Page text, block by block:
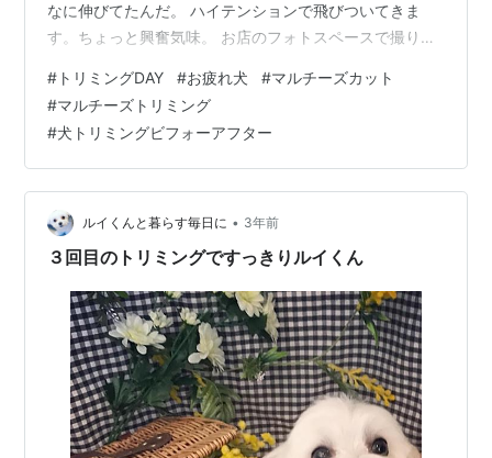
なに伸びてたんだ。 ハイテンションで飛びついてきま
す。ちょっと興奮気味。 お店のフォトスペースで撮りた
押さえてくれてなんとか撮影。 お店の人がつけてくれた
赤いリボンが似合ってる。 白いタキシードスーツに蝶ネ
クタイつけてるみたい。 トリミング前はこちら。 ボリュ
ーミーでボサボサ。 これはこれで好きなんだけど、視界
が狭まって、毛が目に刺さるのが気になってた。 トリミ
ングでお顔がすっきり。それ…
# トリミングDAY #お疲れ犬 #マルチーズカット
#マルチーズトリミング
#犬トリミングビフォーアフター
ルイくんと暮らす毎日に • 3年前
３回目のトリミングですっきりルイくん